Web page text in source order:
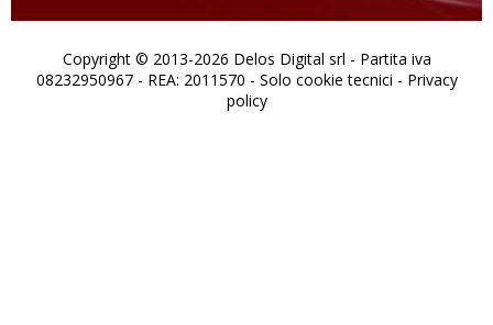
Copyright © 2013-2026 Delos Digital srl - Partita iva
08232950967 - REA: 2011570 - Solo cookie tecnici - Privacy
policy